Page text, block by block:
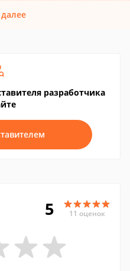
разработчика
5 11 оценок